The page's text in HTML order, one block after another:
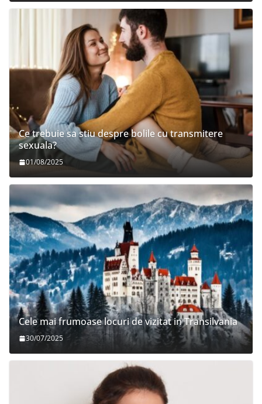
Ce trebuie sa stiu despre bolile cu transmitere
sexuala?
01/08/2025
Cele mai frumoase locuri de vizitat in Transilvania
30/07/2025